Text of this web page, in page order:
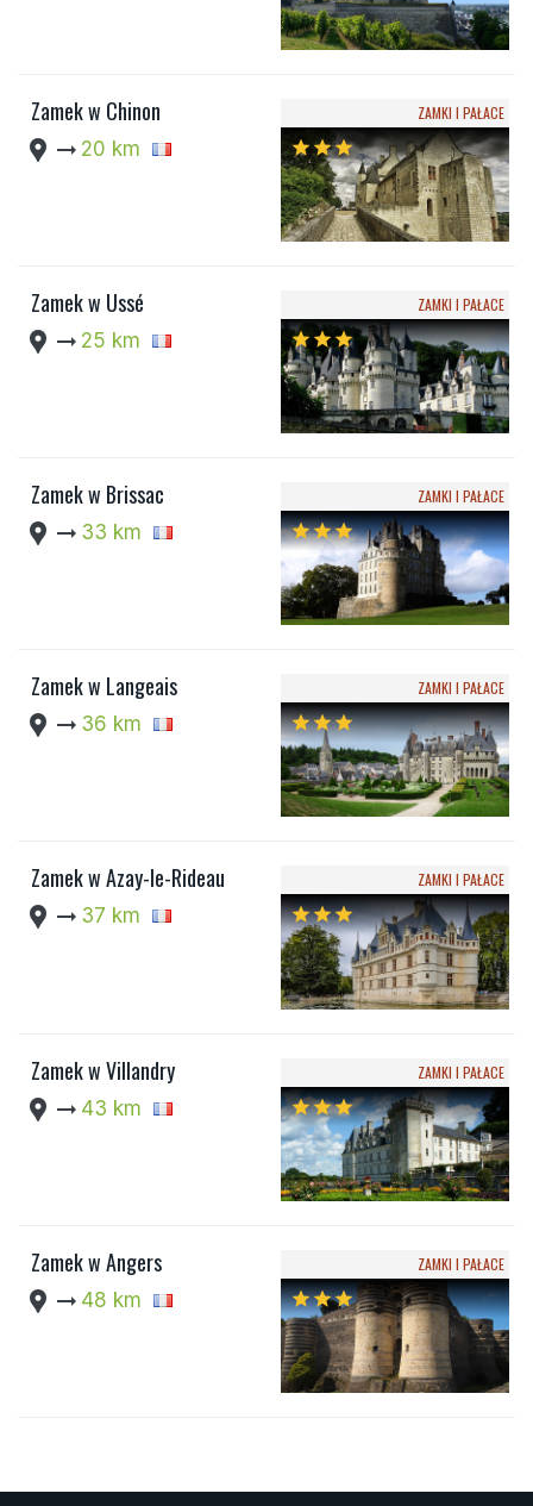
Zamek w Chinon
location_pin arrow_right_alt 20 km
ZAMKI I PAŁACE
star starstar
Zamek w Ussé
location_pin arrow_right_alt 25 km
ZAMKI I PAŁACE
starstarstar
Zamek w Brissac
location_pin arrow_right_alt 33 km
ZAMKI I PAŁACE
starstarstar
Zamek w Langeais
location_pin arrow_right_alt 36 km
ZAMKI I PAŁACE
starstarstar
Zamek w Azay-le-Rideau
location_pin arrow_right_alt 37 km
ZAMKI I PAŁACE
starstarstar
Zamek w Villandry
location_pin arrow_right_alt 43 km
ZAMKI I PAŁACE
starstarstar
Zamek w Angers
location_pin arrow_right_alt 48 km
ZAMKI I PAŁACE
starstarstar